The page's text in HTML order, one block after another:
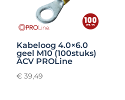
Kabeloog 4.0×6.0
geel M10 (100stuks)
ACV PROLine
€ 39,49